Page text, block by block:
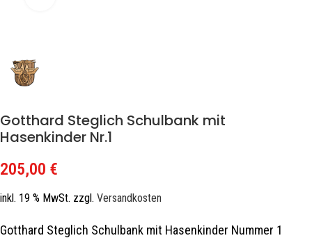
Gotthard Steglich Schulbank mit
Hasenkinder Nr.1
205,00 €
inkl. 19 % MwSt. zzgl. Versandkosten
Gotthard Steglich Schulbank mit Hasenkinder Nummer 1